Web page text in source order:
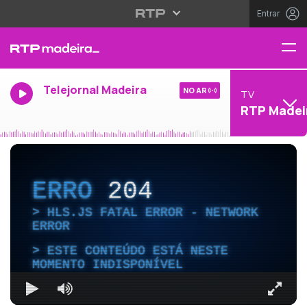
Entrar
Telejornal Madeira NO AR TV
RTP
ERRO204
HLS.JS FATAL ERROR - NETWORK
ERROR
ESTE CONTEÚDO ESTÁ NESTE
MOMENTO INDISPONÍVEL